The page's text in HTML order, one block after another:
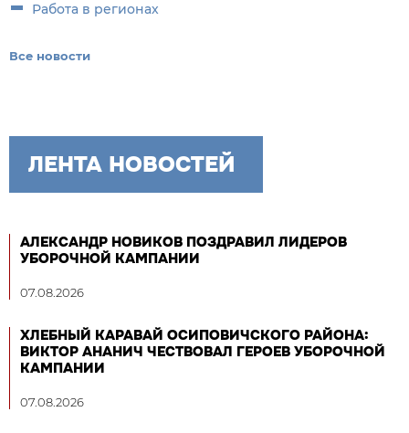
Работа в регионах
Все новости
ЛЕНТА НОВОСТЕЙ
АЛЕКСАНДР НОВИКОВ ПОЗДРАВИЛ ЛИДЕРОВ
УБОРОЧНОЙ КАМПАНИИ
07.08.2026
ХЛЕБНЫЙ КАРАВАЙ ОСИПОВИЧСКОГО РАЙОНА:
ВИКТОР АНАНИЧ ЧЕСТВОВАЛ ГЕРОЕВ УБОРОЧНОЙ
КАМПАНИИ
07.08.2026